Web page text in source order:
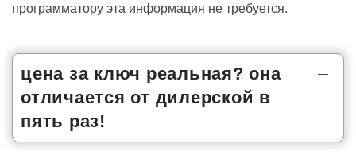
программатору эта информация не требуется.
цена за ключ реальная? она
отличается от дилерской в
пять раз!